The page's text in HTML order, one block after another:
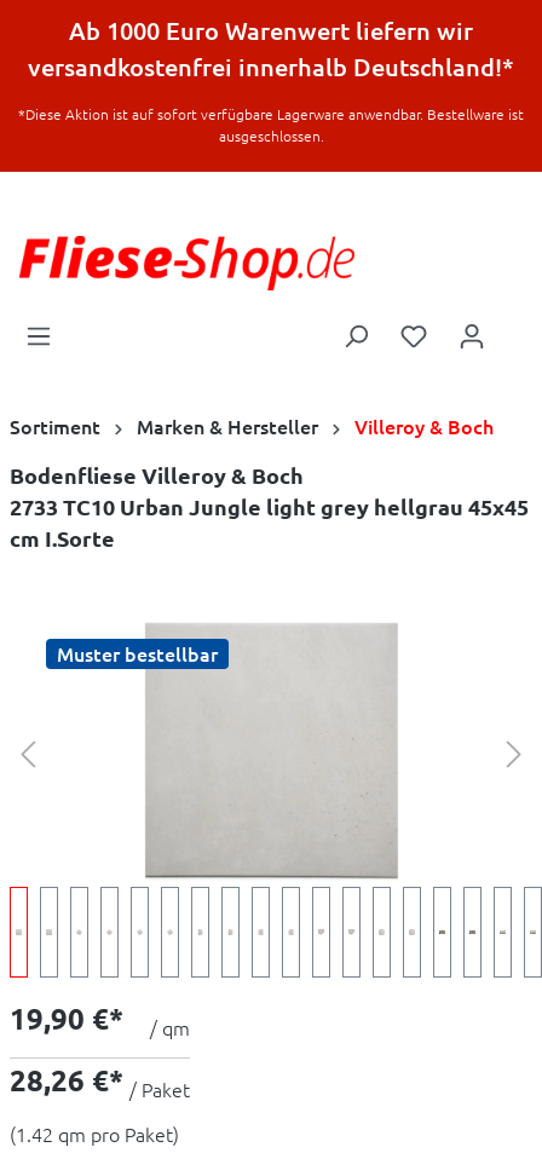
springen
Ab 1000 Euro Warenwert liefern wir
versandkostenfrei innerhalb Deutschland!*
*Diese Aktion ist auf sofort verfügbare Lagerware anwendbar. Bestellware ist
ausgeschlossen.
Sortiment Marken & Hersteller Villeroy & Boch
Bodenfliese Villeroy & Boch
2733 TC10 Urban Jungle light grey hellgrau 45x45
cm I.Sorte
Muster bestellbar
19,90 €* / qm
28,26 €* / Paket
(1.42 qm pro Paket)